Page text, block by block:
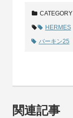
CATEGORY
HERMES
バーキン25
関連記事